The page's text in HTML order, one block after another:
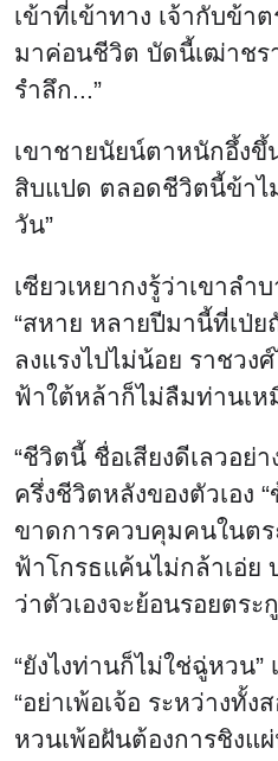
เข้าที่เข้าทาง เจ้ากับข้า
มาค่อนชีวิต บัดนี้เฒ่าชร
รำลึก...”
เขาชายนัยน์ตาหนักอึ้งขึ้น
สิบแปด ตลอดชีวิตนี้ข้าไม่
วัน”
เซียวเหยากงรู้ว่าเขาลำ
“สหาย หลายปีมานี้ที่เป่ย
ลงแรงไปไม่น้อย ราชวง
ฟ้าใต้หล้าก็ไม่ลืมท่านเห
“ชีวิตนี้ ชื่อเสียงดีเลวอย่า
ครึ่งชีวิตหลังของตัวเอง
ขาดการควบคุมคนในต
ฟ้าโกรธแค้นไม่กล้าเอ่ย
ว่าตัวเองจะย้อนรอยตร
“ยังไงท่านก็ไม่ใช่ฉู่หวน”
“อย่าเพ้อเจ้อ ระหว่างทั้
หวนเพ้อฝันต้องการชิงแ